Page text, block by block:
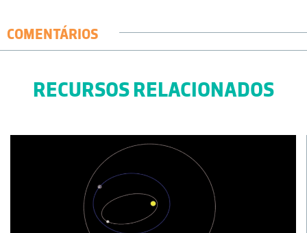
COMENTÁRIOS
RECURSOS RELACIONADOS